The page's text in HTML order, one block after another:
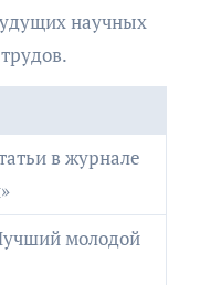
научных
в журнале
молодой